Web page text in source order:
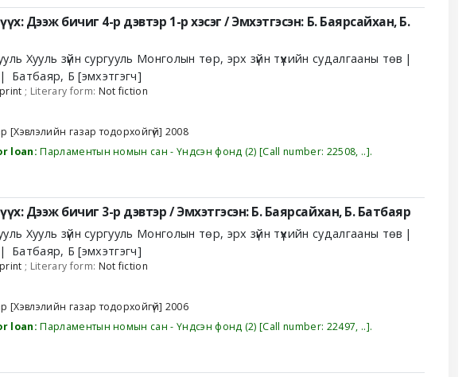
Дээж бичиг 4-р дэвтэр 1-р хэсэг /Эмхэтгэсэн: Б. Баярсайхан, Б.
Хууль зүйн сургууль Монголын төр, эрх зүйн түүхийн судалгааны төв
Батбаяр, Б [эмхэтгэгч]
print ; Literary form: Not fiction
[Хэвлэлийн газар тодорхойгүй] 2008
loan:Парламентын номын сан - Үндсэн фонд (2) Call number: 22508, .. .
Дээж бичиг 3-р дэвтэр /Эмхэтгэсэн: Б. Баярсайхан, Б. Батбаяр
Хууль зүйн сургууль Монголын төр, эрх зүйн түүхийн судалгааны төв
Батбаяр, Б [эмхэтгэгч]
print ; Literary form: Not fiction
[Хэвлэлийн газар тодорхойгүй] 2006
loan:Парламентын номын сан - Үндсэн фонд (2) Call number: 22497, .. .